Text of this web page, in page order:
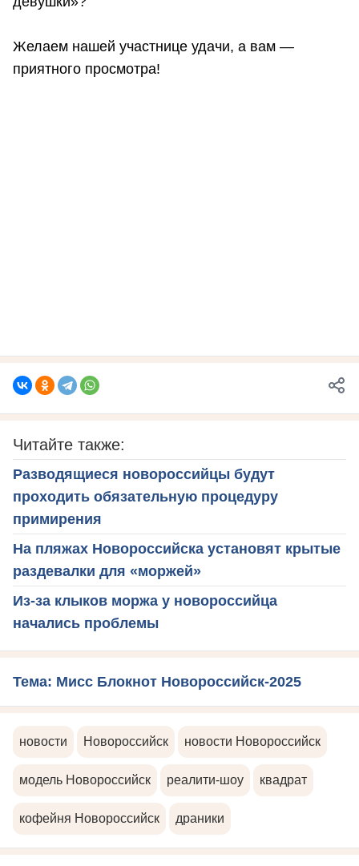
Желаем нашей участнице удачи, а вам —
приятного просмотра!
Читайте также:
Разводящиеся новороссийцы будут
проходить обязательную процедуру
примирения
На пляжах Новороссийска установят крытые
раздевалки для «моржей»
Из-за клыков моржа у новороссийца
начались проблемы
Тема: Мисс Блокнот Новороссийск-2025
новости Новороссийск новости Новороссийск
модель Новороссийск реалити-шоу квадрат
кофейня Новороссийск драники